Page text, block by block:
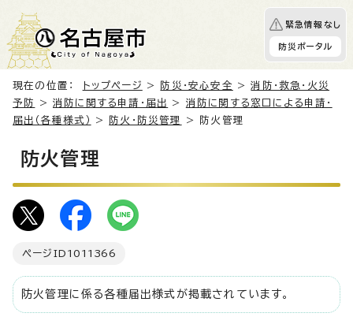
緊急情報なし
防災ポータル
現在の位置： トップページ > 防災・安心安全 >消防・救急・火災
予防
>消防に関する申請・届出 > 消防に関する窓口による申請・
届出（各種様式）
> 防火・防災管理 > 防火管理
防火管理
ページID 1011366
防火管理に係る各種届出様式が掲載されています。